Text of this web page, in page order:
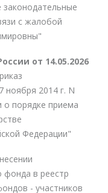
законодательные
с жалобой
от 14.05.2026
ноября 2014 г. N
о порядке приема
Федерации"
фонда в реестр
- участников